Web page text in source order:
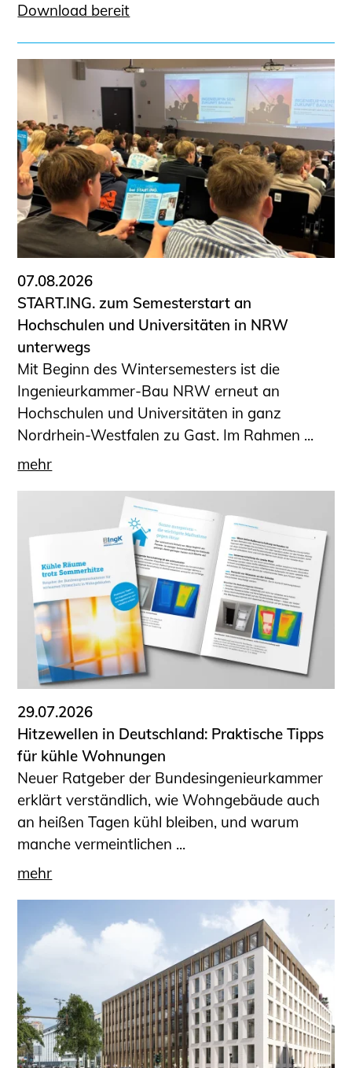
Download bereit
07.08.2026
START.ING. zum Semesterstart an
Hochschulen und Universitäten in NRW
unterwegs
Mit Beginn des Wintersemesters ist die
Ingenieurkammer-Bau NRW erneut an
Hochschulen und Universitäten in ganz
Nordrhein-Westfalen zu Gast. Im Rahmen ...
mehr
29.07.2026
Hitzewellen in Deutschland: Praktische Tipps
für kühle Wohnungen
Neuer Ratgeber der Bundesingenieurkammer
erklärt verständlich, wie Wohngebäude auch
an heißen Tagen kühl bleiben, und warum
manche vermeintlichen ...
mehr